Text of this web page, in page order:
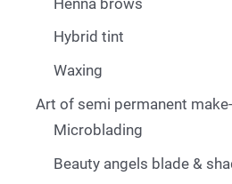
Hybrid tint
Waxing
Art of semi permanent
Microblading
Beauty angels blade &